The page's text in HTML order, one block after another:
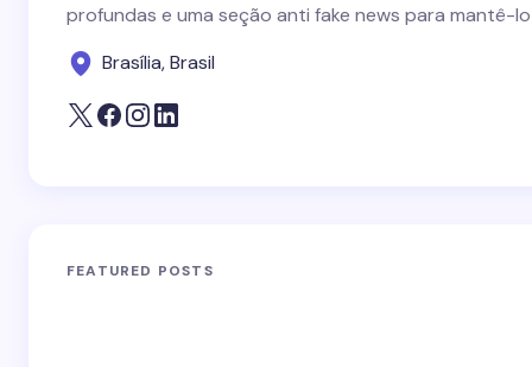
profundas e uma seção anti fake news para mantê-
Brasília, Brasil
FEATURED POSTS